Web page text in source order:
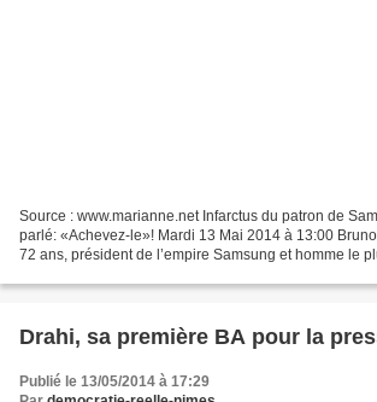
Source : www.marianne.net Infarctus du patron de
parlé: «Achevez-le»! Mardi 13 Mai 2014 à 13:00
72 ans, président de l’empire Samsung et homme le
Drahi, sa première BA pour la
Publié le 13/05/2014 à 17:29